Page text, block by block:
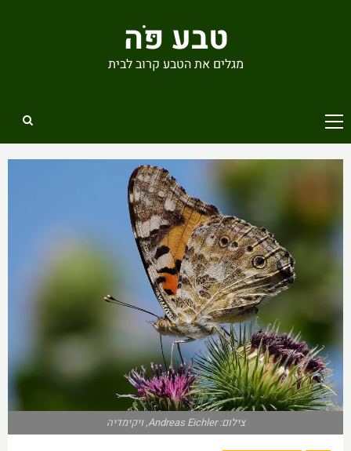
טבע פֹּה
מגלים את הטבע קרוב לבית
Primary
Menu
צילום: Andreas Eichler, ויקימדיה